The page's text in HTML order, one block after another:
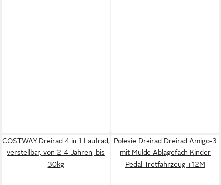
COSTWAY Dreirad 4 in 1 Laufrad,
verstellbar, von 2-4 Jahren, bis
30kg
Polesie Dreirad Dreirad Amigo-3
mit Mulde Ablagefach Kinder
Pedal Tretfahrzeug +12M